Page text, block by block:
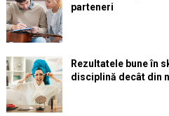
parteneri
Rezultatele bune în
disciplină decât din